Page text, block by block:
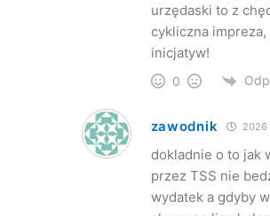
urzędaski to z
cykliczna
inicjatyw!
0
zawodnik 2026
dokladnie o to jak
przez TSS nie
wydatek a gdyby